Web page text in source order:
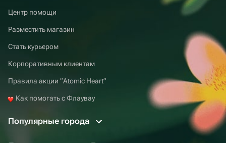
Центр помощи
Разместить магазин
Стать курьером
Корпоративным клиентам
Правила акции “Atomic Heart”
Как помогать с Флаувау
Популярные города